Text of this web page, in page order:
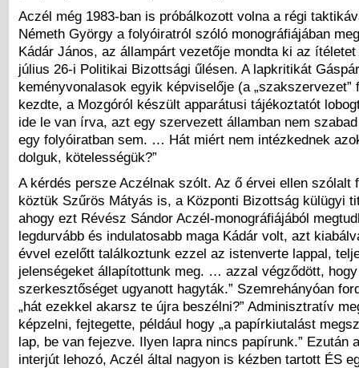
Aczél még 1983-ban is próbálkozott volna a régi
Németh György a folyóiratról szóló monográfiájában
Kádár János, az állampárt vezetője mondta ki az
július 26-i Politikai Bizottsági űlésen. A lapkritikát
keményvonalasok egyik képviselője (a „szakszervezet”
kezdte, a Mozgóról készült apparátusi tájékoztatót
ide le van írva, azt egy szervezett államban nem
egy folyóiratban sem. … Hát miért nem intézkednek
dolguk, kötelességük?”
A kérdés persze Aczélnak szólt. Az ő érvei ellen szólalt
köztük Szűrös Mátyás is, a Központi Bizottság külügyi
ahogy ezt Révész Sándor Aczél-monográfiájából
legdurvább és indulatosabb maga Kádár volt, azt
évvel ezelőtt találkoztunk ezzel az istenverte lappal,
jelenségeket állapítottunk meg. … azzal végződött,
szerkesztőséget ugyanott hagyták.” Szemrehányóan
„hát ezekkel akarsz te újra beszélni?” Adminisztratív
képzelni, fejtegette, például hogy „a papírkiutalást
lap, be van fejezve. Ilyen lapra nincs papírunk.” Ezután
interjút lehozó, Aczél által nagyon is kézben tartott ÉS